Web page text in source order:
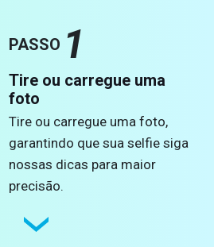
PASSO 1
Tire ou carregue uma
foto
Tire ou carregue uma foto,
garantindo que sua selfie siga
nossas dicas para maior
precisão.